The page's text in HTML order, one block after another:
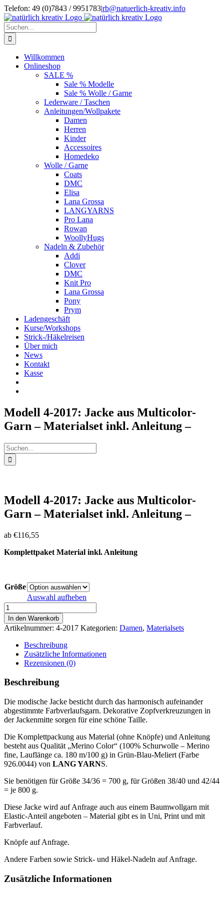
Zum
Inhalt
springen
Telefon: 49 (0)7843 / 9951783|rb@natuerlich-kreativ.info
Suche
nach:
Willkommen
Onlineshop
SALE %
Sale % Modelle
Sale % Wolle / Garne
Lederware / Taschen
Anleitungen/Wollpakete
Damen
Herren
Kinder
Accessoires
Homedeko
Wolle / Garne
Coats
DMC
Elisa
Lana Grossa
LANGYARNS
Pro Lana
Rowan
WoollyHugs
Nadeln & Zubehör
Addi
Clover
DMC
Knit Pro
Lana Grossa
Pony
Prym
Ladengeschäft
Kurse/Workshops
Strick-/Häkelreisen
Über mich
News
Kontakt
Kasse
Modell 4-2017: Jacke aus Multicolor-
Garn – Materialset inkl. Anleitung –
Suche
nach:
Modell 4-2017: Jacke aus Multicolor-
Garn – Materialset inkl. Anleitung –
ab €116,55
Komplettpaket Material inkl. Anleitung
Größe
Auswahl aufheben
Modell
4-
2017:
Jacke
Multicolor-
Garn
Materialset
inkl.
-
Menge
In den Warenkorb
Artikelnummer: 4-2017 Kategorien: Damen, Materialsets
Beschreibung
Zusätzliche Informationen
Rezensionen (0)
Beschreibung
Die modische Jacke besticht durch das harmonisch aufeinander
abgestimmte Farbverlaufsgarn. Dekorative Zopfverkreuzungen in
der Jackenmitte sorgen für eine schöne Taille.
Die Komplettpackung aus Material (ohne Knöpfe) und Anleitung
besteht aus Qualität „Merino Color“ (100% Schurwolle – Merino
fine, Lauflänge ca. 180 m/100 g) in Grün-Blau-Meliert (Farbe
926.0044) von LANG YARNS.
Sie benötigen für Größe 34/36 = 700 g, für Größen 38/40 und 42/44
= je 800 g.
Diese Jacke wird auf Anfrage auch aus einem Baumwollgarn mit
Elastic-Anteil angeboten – Material gibt es in Uni, Print und mit
Farbverlauf.
Knöpfe auf Anfrage.
Andere Farben sowie Strick- und Häkel-Nadeln auf Anfrage.
Zusätzliche Informationen